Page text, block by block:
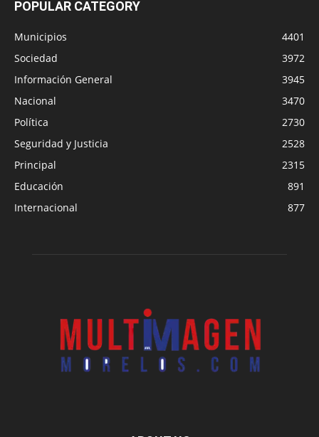
POPULAR CATEGORY
Municipios
4401
Sociedad
3972
Información General
3945
Nacional
3470
Política
2730
Seguridad y Justicia
2528
Principal
2315
Educación
891
Internacional
877